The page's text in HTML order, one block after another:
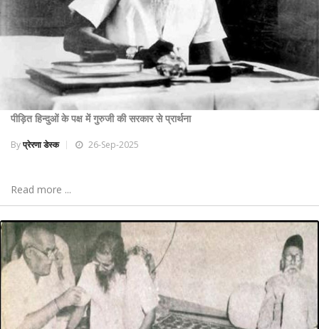
पीड़ित हिन्दुओं के पक्ष में गुरुजी की सरकार से प्रार्थना
Byप्रेरणा डेस्क 26-Sep-2025
Read more ...